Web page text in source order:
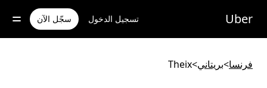
للوصول
المحتوى
Uber تسجيل الدخول سجّل الآن
فرنسا>بريتاني>
Theix